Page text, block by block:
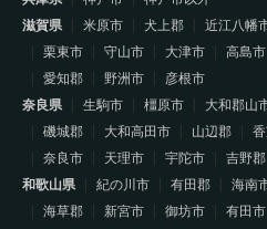
滋賀県
米原市 犬上郡 近江八幡
栗東市
守山市 大津市 高島市
愛知郡
野洲市
彦根市
奈良県
生駒市 橿原市 大和郡山
磯城郡
大和高田市 山辺郡
奈良市
天理市 宇陀市 吉野郡
和歌山県
紀の川市 有田郡 海南
海草郡
新宮市 御坊市 有田市